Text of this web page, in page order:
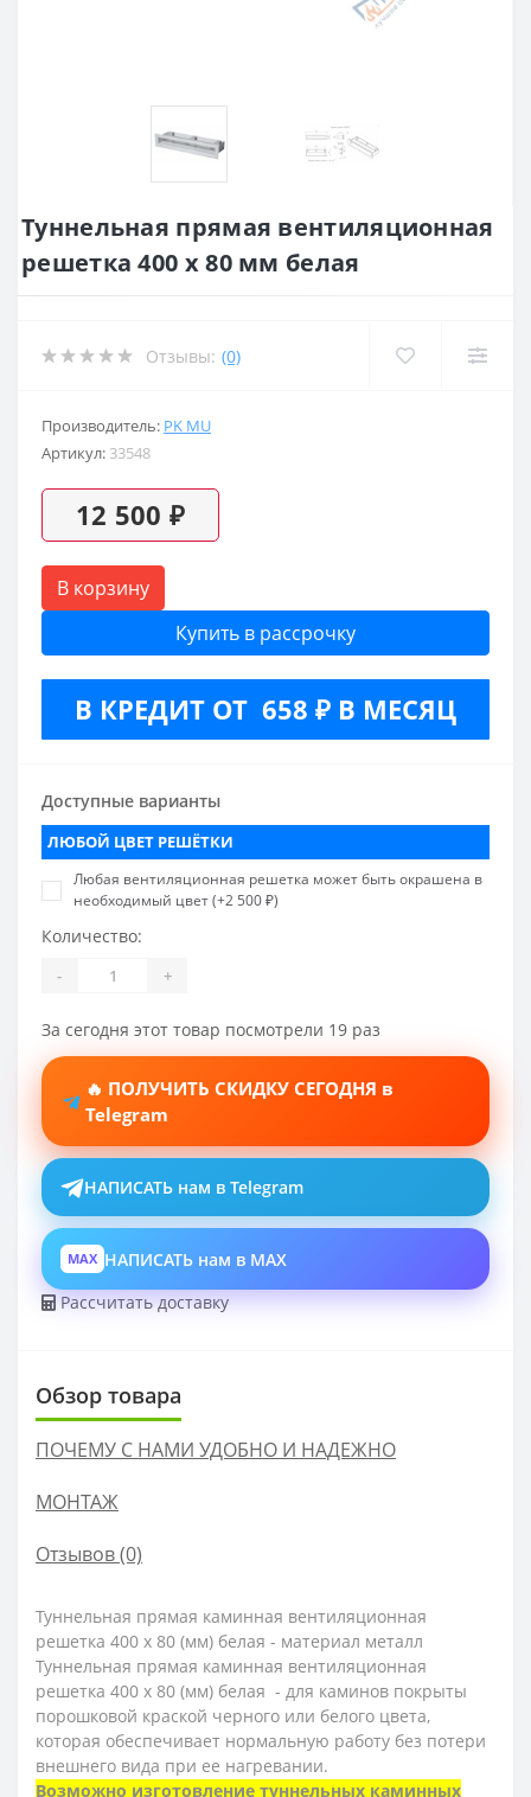
Туннельная прямая вентиляционная
решетка 400 х 80 мм белая
Отзывы: (0)
Производитель: PK MU
Артикул: 33548
12 500 ₽
В корзину
Купить в рассрочку
В КРЕДИТ ОТ 658 ₽ В МЕСЯЦ
Доступные варианты
ЛЮБОЙ ЦВЕТ РЕШЁТКИ
Любая вентиляционная решетка может быть окрашена в
необходимый цвет (+2 500 ₽)
Количество:
- +
За сегодня этот товар посмотрели 19 раз
🔥 ПОЛУЧИТЬ СКИДКУ СЕГОДНЯ в
Telegram
НАПИСАТЬ нам в Telegram
MAX НАПИСАТЬ нам в MAX
Рассчитать доставку
Обзор товара
ПОЧЕМУ С НАМИ УДОБНО И НАДЕЖНО
МОНТАЖ
Отзывов (0)
Туннельная прямая каминная вентиляционная
решетка 400 х 80 (мм) белая - материал металл
Туннельная прямая каминная вентиляционная
решетка 400 х 80 (мм) белая - для каминов покрыты
порошковой краской черного или белого цвета,
которая обеспечивает нормальную работу без потери
внешнего вида при ее нагревании.
Возможно изготовление туннельных каминных